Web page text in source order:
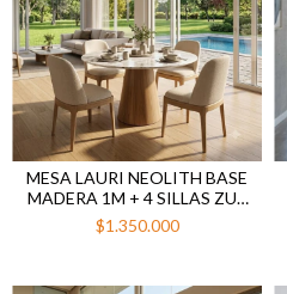
MESA LAURI NEOLITH BASE
MADERA 1M + 4 SILLAS ZUR
BEIGE
$1.350.000